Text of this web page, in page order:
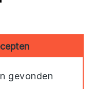
gevonden